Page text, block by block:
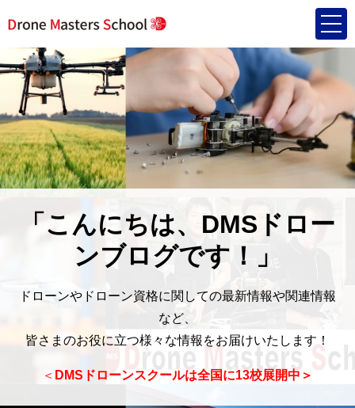
「こんにちは、DMSドロー
ンブログです！」
ドローンやドローン資格に関しての最新情報や関連情報
など、
皆さまのお役に立つ様々な情報をお届けいたします！
＜ DMSドローンスクールは全国に13校展開中＞